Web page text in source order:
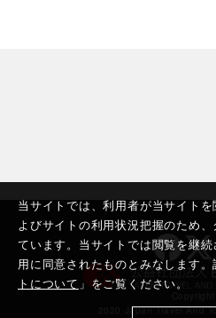
当サイトでは、利用者が当サイト
よびサイトの利用状況把握のため
ています。当サイトでは閲覧を継
用に同意されたものとみなします
トについて 」をご覧ください。
2020 Japan Travel And